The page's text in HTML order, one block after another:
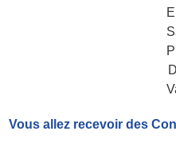
Vous allez recevoir des